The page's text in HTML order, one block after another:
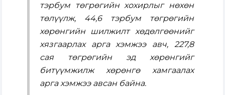
тэрбум төгрөгийн хохирлыг нөхөн
төлүүлж, 44,6 тэрбум төгрөгийн
хөрөнгийн шилжилт хөдөлгөөнийг
хязгаарлах арга хэмжээ авч, 227,8
сая төгрөгийн эд хөрөнгийг
битүүмжилж хөрөнгө хамгаалах
арга хэмжээ авсан байна.